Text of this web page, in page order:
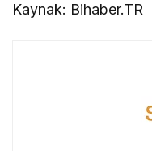
Kaynak: Bihaber.TR